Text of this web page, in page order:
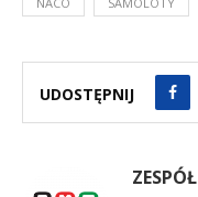
UDOSTĘPNIJ